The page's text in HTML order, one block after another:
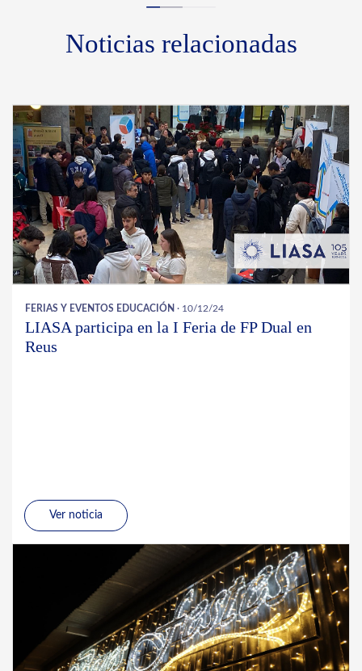
Noticias relacionadas
FERIAS Y EVENTOS EDUCACIÓN · 10/12/24
LIASA participa en la I Feria de FP Dual en
Reus
Ver noticia